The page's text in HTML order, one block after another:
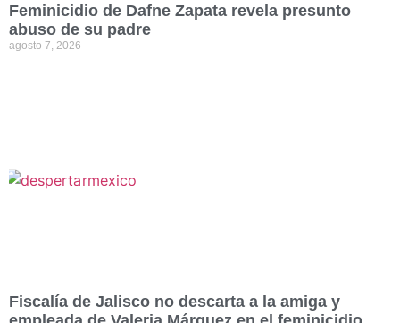
Feminicidio de Dafne Zapata revela presunto
abuso de su padre
agosto 7, 2026
Fiscalía de Jalisco no descarta a la amiga y